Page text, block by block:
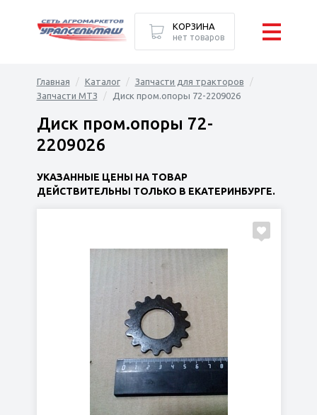
Главная Каталог
Запчасти для тракторов
Запчасти МТЗ
Диск пром.опоры 72-2209026
Диск пром.опоры 72-
2209026
УКАЗАННЫЕ ЦЕНЫ НА ТОВАР
ДЕЙСТВИТЕЛЬНЫ ТОЛЬКО В ЕКАТЕРИНБУРГЕ.
КОРЗИНА
нет товаров